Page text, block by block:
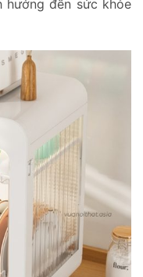
hưởng đến sức khỏe